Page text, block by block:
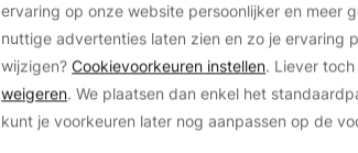
ervaring op onze website persoonlijker en meer
nuttige advertenties laten zien en zo je ervaring
wijzigen?Cookievoorkeuren instellen. Liever
weigeren. We plaatsen dan enkel het
kunt je voorkeuren later nog aanpassen op de